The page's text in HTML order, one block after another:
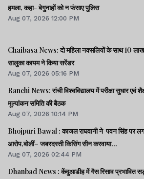
हमला, कहा- बेगुनाहों को न फंसाए पुलिस
Aug 07, 2026 12:00 PM
Chaibasa News: दो महिला नक्सलियों के साथ 10 लाख
सालुका कायम ने किया सरेंडर
Aug 07, 2026 05:16 PM
Ranchi News: रांची विश्वविद्यालय में परीक्षा सुधार एवं
मूल्यांकन समिति की बैठक
Aug 07, 2026 10:14 PM
Bhojpuri Bawal : काजल राघवानी ने पवन सिंह पर
आरोप,बोलीं– जबरदस्ती किसिंग सीन करवाया...
Aug 07, 2026 02:44 PM
Dhanbad News : केंदुआडीह में गैस रिसाव प्रभावित